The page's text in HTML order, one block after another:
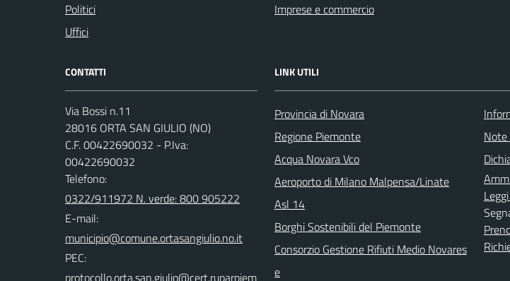
Politici
Uffici
Imprese e commercio
CONTATTI
Via Bossi n.11
28016 ORTA SAN GIULIO (NO)
C.F. 00422690032 - P.Iva:
00422690032
Telefono:
0322/911972 N. verde: 800 905222
E-mail:
PEC:
LINK UTILI
Provincia di Novara
Regione Piemonte
Acqua Novara Vco
Aeroporto di Milano Malpensa/Linate
Asl 14
Borghi Sostenibili del Piemonte
Consorzio Gestione Rifiuti Medio Novares
e